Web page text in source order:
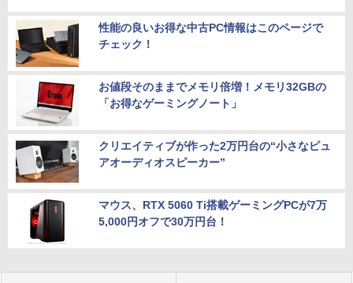
性能の良いお得な中古PC情報はこのページで
チェック！
お値段そのままでメモリ倍増！メモリ32GBの
「お得なゲーミングノート」
クリエイティブが作った2万円台の“小さなピュ
アオーディオスピーカー”
マウス、RTX 5060 Ti搭載ゲーミングPCが7万
5,000円オフで30万円台！